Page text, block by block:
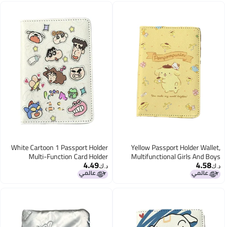
Yellow Passport Holder Wallet,
Multifunctional Girls And Boys
Travel Document Holder, Travel
Accessories
د.ك‏4.58
White Cartoon 1 Passport Holder
Multi-Function Card Holder
Passport Protection Cover, Id Card
Storage Cover Boy And Girl Card
د.ك‏4.49